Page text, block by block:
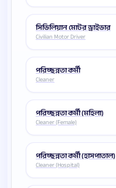
সিভিলিয়ান মোটর ড্রাইভার
Civilian Motor Driver
পরিচ্ছন্নতা কর্মী
Cleaner
পরিচ্ছন্নতা কর্মী (মহিলা)
Cleaner (Female)
পরিচ্ছন্নতা কর্মী (হাসপাতাল)
Cleaner (Hospital)